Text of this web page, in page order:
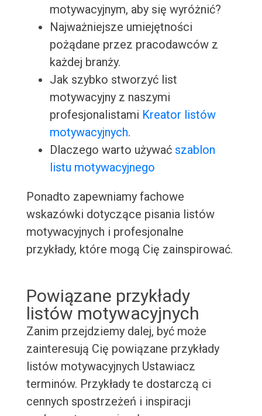
motywacyjnym, aby się wyróżnić?
Najważniejsze umiejętności
pożądane przez pracodawców z
każdej branży.
Jak szybko stworzyć list
motywacyjny z naszymi
profesjonalistami Kreator listów
motywacyjnych.
Dlaczego warto używać szablon
listu motywacyjnego
Ponadto zapewniamy fachowe
wskazówki dotyczące pisania listów
motywacyjnych i profesjonalne
przykłady, które mogą Cię zainspirować.
Powiązane przykłady
listów motywacyjnych
Zanim przejdziemy dalej, być może
zainteresują Cię powiązane przykłady
listów motywacyjnych Ustawiacz
terminów. Przykłady te dostarczą ci
cennych spostrzeżeń i inspiracji